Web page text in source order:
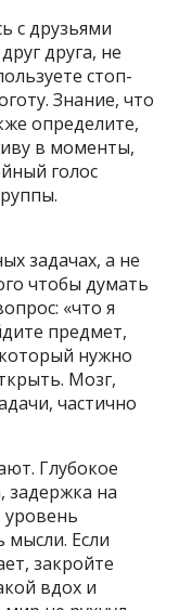
с друзьями
друга, не
стоп-
Знание, что
определите,
в моменты,
голос
задачах, а не
чтобы думать
«что я
предмет,
нужно
Мозг,
частично
Глубокое
задержка на
мысли. Если
закройте
вдох и